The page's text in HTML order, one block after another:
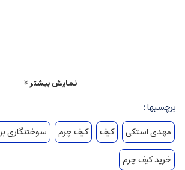
نمایش بیشتر
برچسبها :
مهدی استکی
کیف کیف چرم
سوختنگاری
خرید کیف چرم